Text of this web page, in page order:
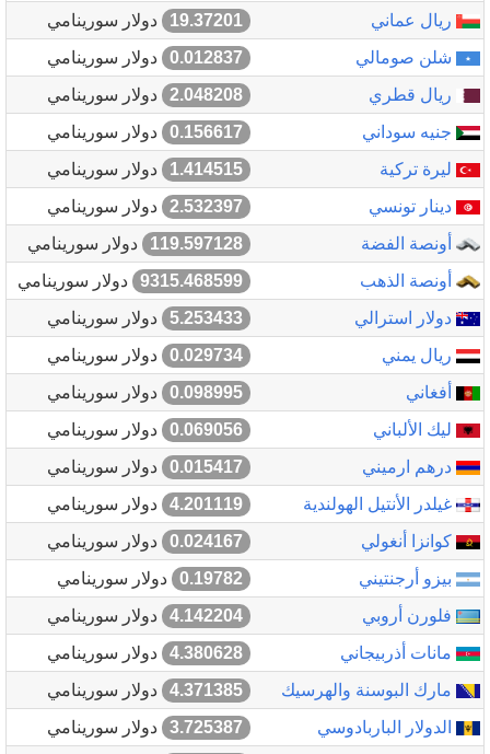
ريال عماني
19.37201
دولار سورينامي
شلن صومالي
0.012837
دولار سورينامي
ريال قطري
2.048208
دولار سورينامي
جنيه سوداني
0.156617
دولار سورينامي
ليرة تركية
1.414515
دولار سورينامي
دينار تونسي
2.532397
دولار سورينامي
أونصة الفضة
119.597128
دولار سورينامي
أونصة الذهب
9315.468599
دولار سورينامي
دولار استرالي
5.253433
دولار سورينامي
ريال يمني
0.029734
دولار سورينامي
أفغاني
0.098995
دولار سورينامي
ليك الألباني
0.069056
دولار سورينامي
درهم ارميني
0.015417
دولار سورينامي
غيلدر الأنتيل الهولندية
4.201119
دولار سورينامي
كوانزا أنغولي
0.024167
دولار سورينامي
بيزو أرجنتيني
0.19782
دولار سورينامي
فلورن أروبي
4.142204
دولار سورينامي
مانات أذربيجاني
4.380628
دولار سورينامي
مارك البوسنة والهرسيك
4.371385
دولار سورينامي
الدولار الباربادوسي
3.725387
دولار سورينامي